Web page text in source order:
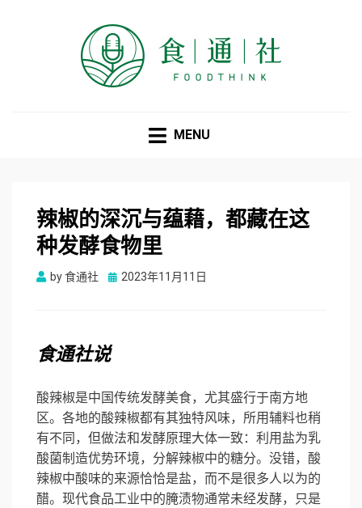
MENU
辣椒的深沉与蕴藉，都藏在这
种发酵食物里
by食通社
Posted
2023年11月11日
食通社说
酸辣椒是中国传统发酵美食，尤其盛行于南方地
区。各地的酸辣椒都有其独特风味，所用辅料也稍
有不同，但做法和发酵原理大体一致：利用盐为乳
酸菌制造优势环境，分解辣椒中的糖分。没错，酸
辣椒中酸味的来源恰恰是盐，而不是很多人以为的
醋。现代食品工业中的腌渍物通常未经发酵，只是